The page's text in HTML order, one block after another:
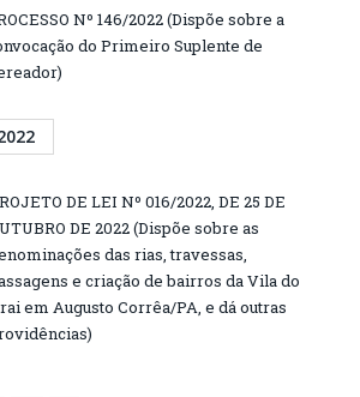
Nº 146/2022 (Dispõe sobre a
do Primeiro Suplente de
DE LEI Nº 016/2022, DE 25 DE
DE 2022 (Dispõe sobre as
das rias, travessas,
e criação de bairros da Vila do
em Augusto Corrêa/PA, e dá outras